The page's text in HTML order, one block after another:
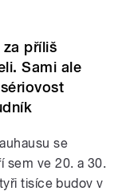
za příliš
Sami ale
se
sem ve 20. a 30.
tisíce budov v